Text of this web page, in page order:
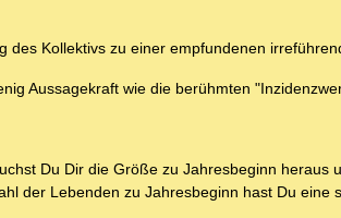
des Kollektivs zu einer empfundenen
Aussagekraft wie die berühmten
Du Dir die Größe zu Jahresbeginn heraus
der Lebenden zu Jahresbeginn hast Du